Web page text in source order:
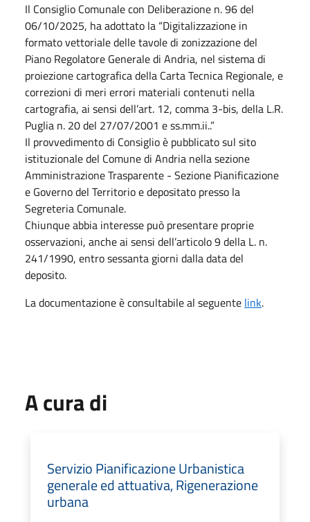
Il Consiglio Comunale con Deliberazione n. 96 del
06/10/2025, ha adottato la “Digitalizzazione in
formato vettoriale delle tavole di zonizzazione del
Piano Regolatore Generale di Andria, nel sistema di
proiezione cartografica della Carta Tecnica Regionale, e
correzioni di meri errori materiali contenuti nella
cartografia, ai sensi dell’art. 12, comma 3-bis, della L.R.
Puglia n. 20 del 27/07/2001 e ss.mm.ii..”
Il provvedimento di Consiglio è pubblicato sul sito
istituzionale del Comune di Andria nella sezione
Amministrazione Trasparente - Sezione Pianificazione
e Governo del Territorio e depositato presso la
Segreteria Comunale.
Chiunque abbia interesse può presentare proprie
osservazioni, anche ai sensi dell’articolo 9 della L. n.
241/1990, entro sessanta giorni dalla data del
deposito.
La documentazione è consultabile al seguente link.
A cura di
Servizio Pianificazione Urbanistica
generale ed attuativa, Rigenerazione
urbana